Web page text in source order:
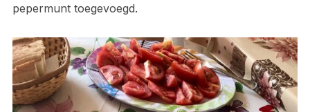
pepermunt toegevoegd.